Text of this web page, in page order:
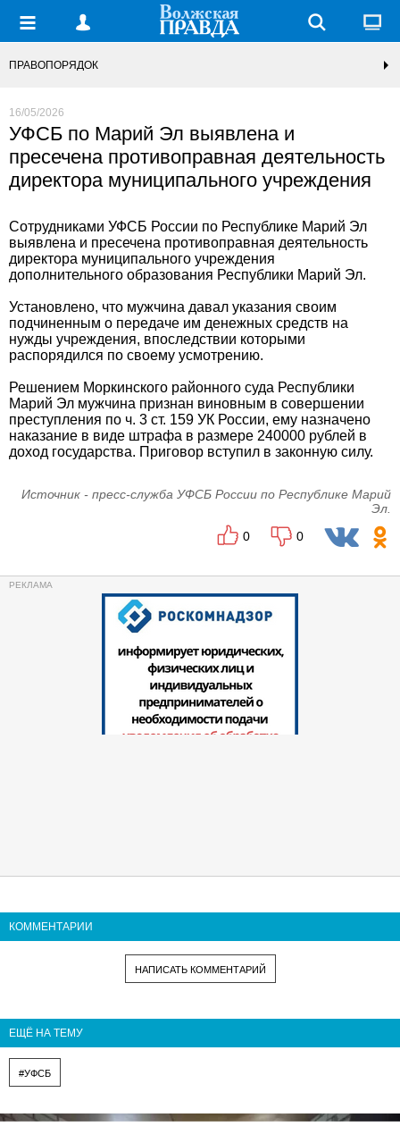
ПРАВОПОРЯДОК
16/05/2026
УФСБ по Марий Эл выявлена и
пресечена противоправная деятельность
директора муниципального учреждения
Сотрудниками УФСБ России по Республике Марий Эл
выявлена и пресечена противоправная деятельность
директора муниципального учреждения
дополнительного образования Республики Марий Эл.
Установлено, что мужчина давал указания своим
подчиненным о передаче им денежных средств на
нужды учреждения, впоследствии которыми
распорядился по своему усмотрению.
Решением Моркинского районного суда Республики
Марий Эл мужчина признан виновным в совершении
преступления по ч. 3 ст. 159 УК России, ему назначено
наказание в виде штрафа в размере 240000 рублей в
доход государства. Приговор вступил в законную силу.
Источник - пресс-служба УФСБ России по Республике Марий
Эл.
0
0
КОММЕНТАРИИ
НАПИСАТЬ КОММЕНТАРИЙ
ЕЩЁ НА ТЕМУ
#УФСБ